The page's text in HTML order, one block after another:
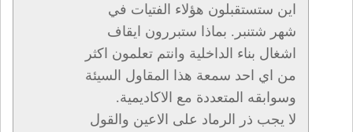
اين ستستقبلون هؤلاء الفتيات في
شهر شتنبر. بماذا ستبررون ايقاف
اشغال بناء الداخلية وانتم تعلمون اكثر
من اي احد سمعة هذا المقاول السيئة
وسوابقه المتعددة مع الاكاديمية.
لا يجب ذر الرماد على الاعين والقول